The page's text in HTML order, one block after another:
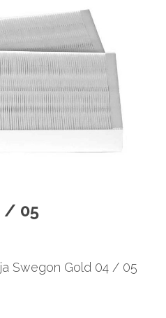
/ 05
Swegon Gold 04 / 05